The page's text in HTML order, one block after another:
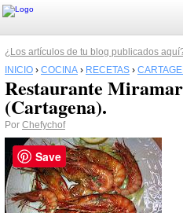
¿Los artículos de tu blog publicados
INICIO › COCINA › RECETAS ›
Restaurante
(Cartagena).
Por Chefychof
Save